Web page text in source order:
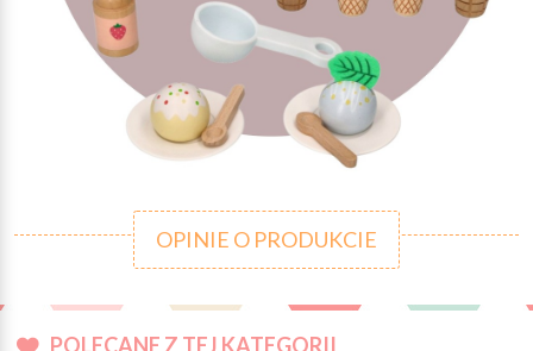
OPINIE O PRODUKCIE
POLECANE Z TEJ KATEGORII